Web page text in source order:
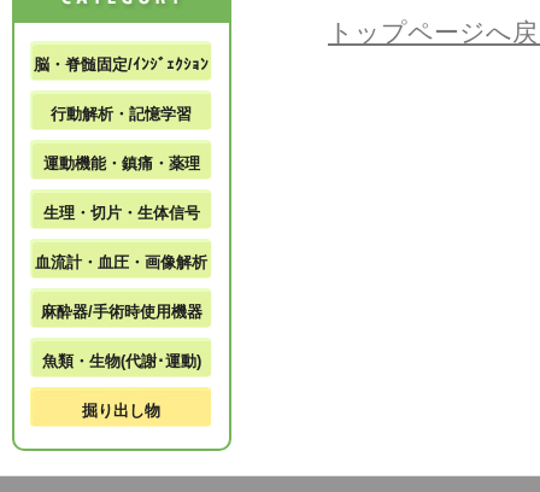
トップページへ
脳・脊髄固定/ｲﾝｼﾞｪｸｼｮﾝ
行動解析・記憶学習
運動機能・鎮痛・薬理
生理・切片・生体信号
血流計・血圧・画像解析
麻酔器/手術時使用機器
魚類・生物(代謝･運動)
掘り出し物